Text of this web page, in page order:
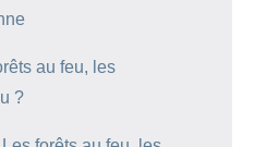
au feu, les
?